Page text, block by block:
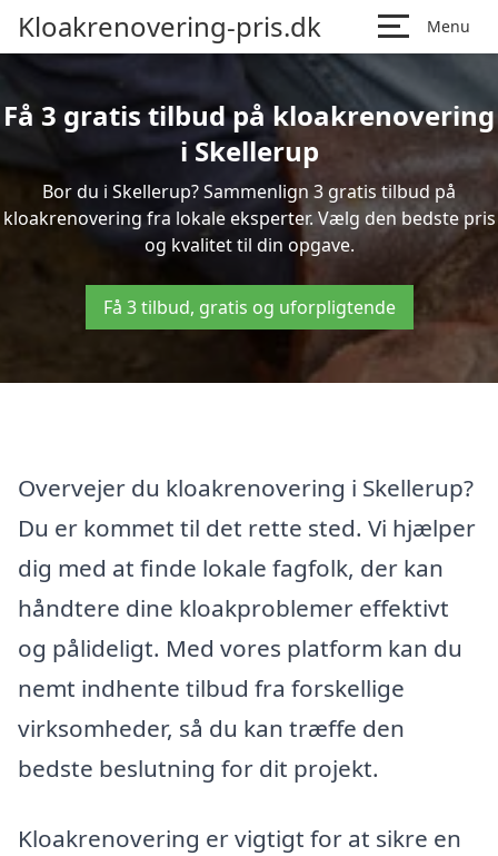
Kloakrenovering-pris.dk Menu
Få 3 gratis tilbud på kloakrenovering
i Skellerup
Bor du i Skellerup? Sammenlign 3 gratis tilbud på
kloakrenovering fra lokale eksperter. Vælg den bedste pris
og kvalitet til din opgave.
Få 3 tilbud, gratis og uforpligtende
Overvejer du kloakrenovering i Skellerup?
Du er kommet til det rette sted. Vi hjælper
dig med at finde lokale fagfolk, der kan
håndtere dine kloakproblemer effektivt
og pålideligt. Med vores platform kan du
nemt indhente tilbud fra forskellige
virksomheder, så du kan træffe den
bedste beslutning for dit projekt.
Kloakrenovering er vigtigt for at sikre en